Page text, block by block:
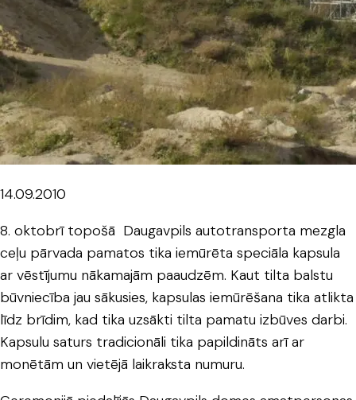
14.09.2010
8. oktobrī topošā Daugavpils autotransporta mezgla
ceļu pārvada pamatos tika iemūrēta speciāla kapsula
ar vēstījumu nākamajām paaudzēm. Kaut tilta balstu
būvniecība jau sākusies, kapsulas iemūrēšana tika atlikta
līdz brīdim, kad tika uzsākti tilta pamatu izbūves darbi.
Kapsulu saturs tradicionāli tika papildināts arī ar
monētām un vietējā laikraksta numuru.